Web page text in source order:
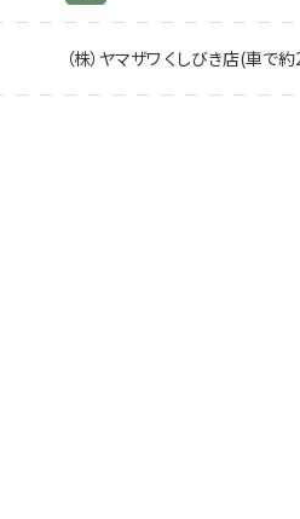
（株）ヤマザワ くしびき店(車で